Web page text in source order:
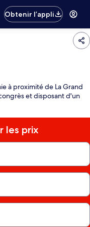
Obtenir l’appli
à proximité de La Grand
et disposant d'un
les prix